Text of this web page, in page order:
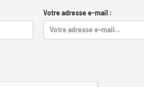
Votre adresse e-mail :